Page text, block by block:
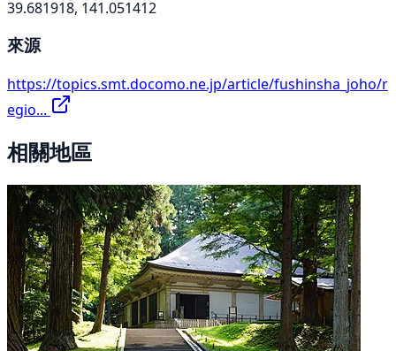
39.681918, 141.051412
來源
https://topics.smt.docomo.ne.jp/article/fushinsha_joho/r
egio...
相關地區